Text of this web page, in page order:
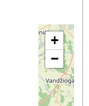
+
−